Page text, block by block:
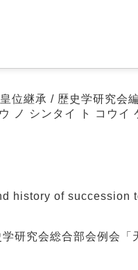
位継承 / 歴史学研究会
ノ シンタイ ト コウイ
history of succession
研究会総合部会例会